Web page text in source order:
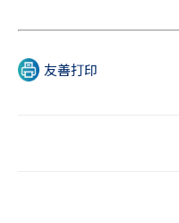
友善打印